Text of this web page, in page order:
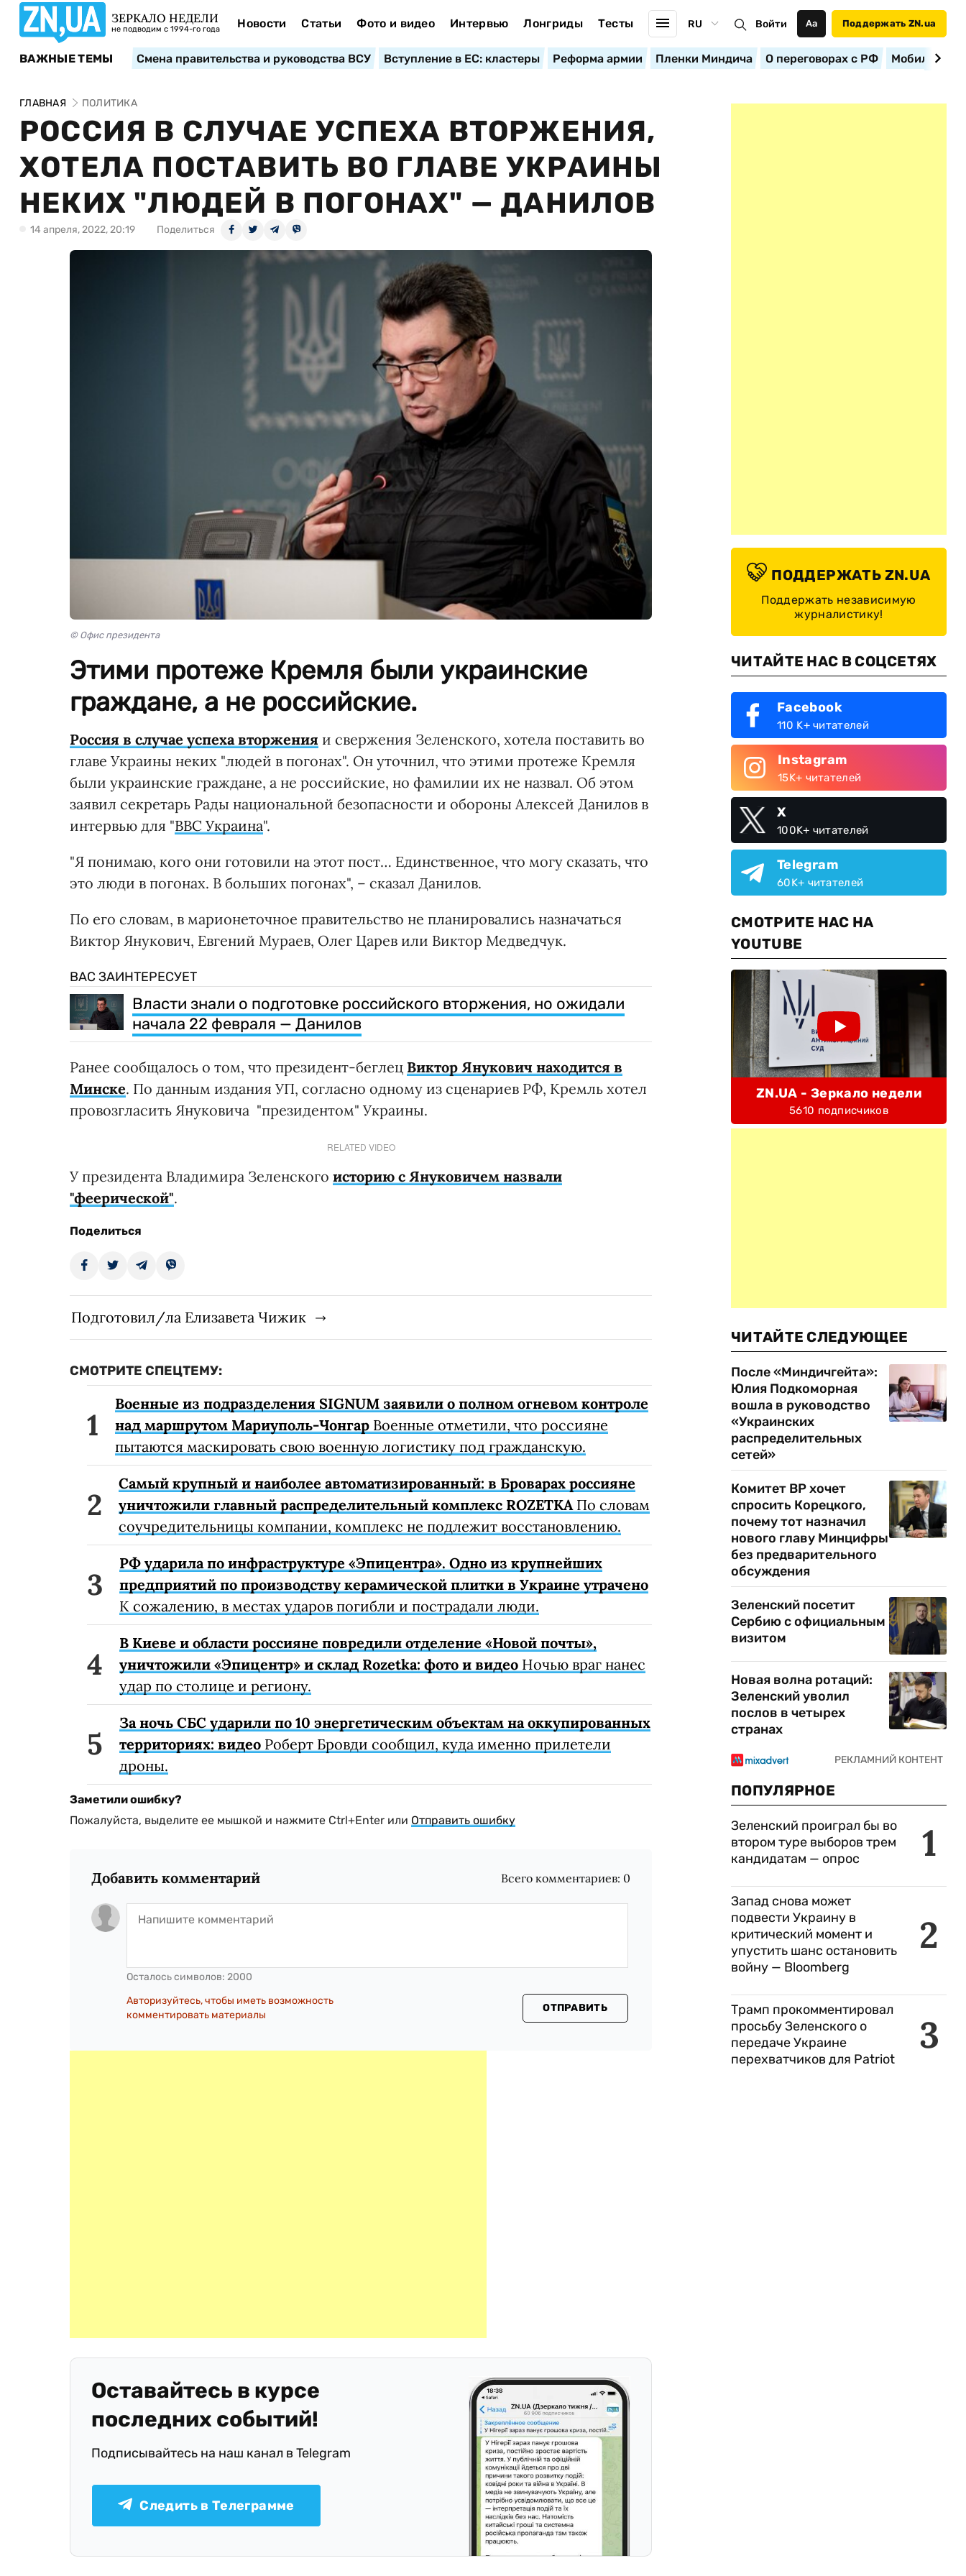
ЗЕРКАЛО НЕДЕЛИ
не подводим с 1994-го года Новости Статьи Фото и видео Интервью Лонгриды Тесты RU Войти Аа Поддержать ZN.ua
ВАЖНЫЕ ТЕМЫ Смена правительства и руководства ВСУ Вступление в ЕС: кластеры Реформа армии Пленки Миндича О переговорах с РФ
ГЛАВНАЯ ПОЛИТИКА
РОССИЯ В СЛУЧАЕ УСПЕХА ВТОРЖЕНИЯ,
ХОТЕЛА ПОСТАВИТЬ ВО ГЛАВЕ УКРАИНЫ
НЕКИХ "ЛЮДЕЙ В ПОГОНАХ" — ДАНИЛОВ
14 апреля, 2022, 20:19 Поделиться
© Офис президента
Этими протеже Кремля были украинские
граждане, а не российские.
Россия в случае успеха вторжения и свержения Зеленского, хотела поставить во
главе Украины неких "людей в погонах". Он уточнил, что этими протеже Кремля
были украинские граждане, а не российские, но фамилии их не назвал. Об этом
заявил секретарь Рады национальной безопасности и обороны Алексей Данилов в
интервью для "ВВС Украина".
"Я понимаю, кого они готовили на этот пост… Единственное, что могу сказать, что
это люди в погонах. В больших погонах", – сказал Данилов.
По его словам, в марионеточное правительство не планировались назначаться
Виктор Янукович, Евгений Мураев, Олег Царев или Виктор Медведчук.
ВАС ЗАИНТЕРЕСУЕТ
Власти знали о подготовке российского вторжения, но ожидали
начала 22 февраля — Данилов
Ранее сообщалось о том, что президент-беглец Виктор Янукович находится в
Минске. По данным издания УП, согласно одному из сценариев РФ, Кремль хотел
провозгласить Януковича "президентом" Украины.
RELATED VIDEO
У президента Владимира Зеленского историю с Януковичем назвали
"феерической".
Поделиться
Подготовил/ла Елизавета Чижик
СМОТРИТЕ СПЕЦТЕМУ:
Военные из подразделения SIGNUM заявили о полном огневом контроле
над маршрутом Мариуполь-Чонгар Военные отметили, что россияне
пытаются маскировать свою военную логистику под гражданскую.
Самый крупный и наиболее автоматизированный: в Броварах россияне
уничтожили главный распределительный комплекс ROZETKAПо словам
соучредительницы компании, комплекс не подлежит восстановлению.
РФ ударила по инфраструктуре «Эпицентра». Одно из крупнейших
предприятий по производству керамической плитки в Украине утрачено
К сожалению, в местах ударов погибли и пострадали люди.
В Киеве и области россияне повредили отделение «Новой почты»,
уничтожили «Эпицентр» и склад Rozetka: фото и видео Ночью враг нанес
удар по столице и региону.
За ночь СБС ударили по 10 энергетическим объектам на оккупированных
территориях: видео Роберт Бровди сообщил, куда именно прилетели
дроны.
Заметили ошибку?
Пожалуйста, выделите ее мышкой и нажмите Ctrl+Enter или Отправить ошибку
Добавить комментарий Всего комментариев: 0
Осталось символов: 2000
Авторизуйтесь, чтобы иметь возможность
комментировать материалы
ОТПРАВИТЬ
Оставайтесь в курсе
последних событий!
Подписывайтесь на наш канал в Telegram
Следить в Телеграмме
ПОДДЕРЖАТЬ ZN.UA
Поддержать независимую
журналистику!
ЧИТАЙТЕ НАС В СОЦСЕТЯХ
Facebook
110 K+ читателей
Instagram
15K+ читателей
X
100K+ читателей
Telegram
60K+ читателей
СМОТРИТЕ НАС НА
YOUTUBE
ZN.UA - Зеркало недели
5610 подписчиков
ЧИТАЙТЕ СЛЕДУЮЩЕЕ
После «Миндичгейта»:
Юлия Подкоморная
вошла в руководство
«Украинских
распределительных
сетей»
Комитет ВР хочет
спросить Корецкого,
почему тот назначил
нового главу Минцифры
без предварительного
обсуждения
Зеленский посетит
Сербию с официальным
визитом
Новая волна ротаций:
Зеленский уволил
послов в четырех
странах
ПОПУЛЯРНОЕ
1
Зеленский проиграл бы во
втором туре выборов трем
кандидатам — опрос
2
Запад снова может
подвести Украину в
критический момент и
упустить шанс остановить
войну — Bloomberg
3
Трамп прокомментировал
просьбу Зеленского о
передаче Украине
перехватчиков для Patriot